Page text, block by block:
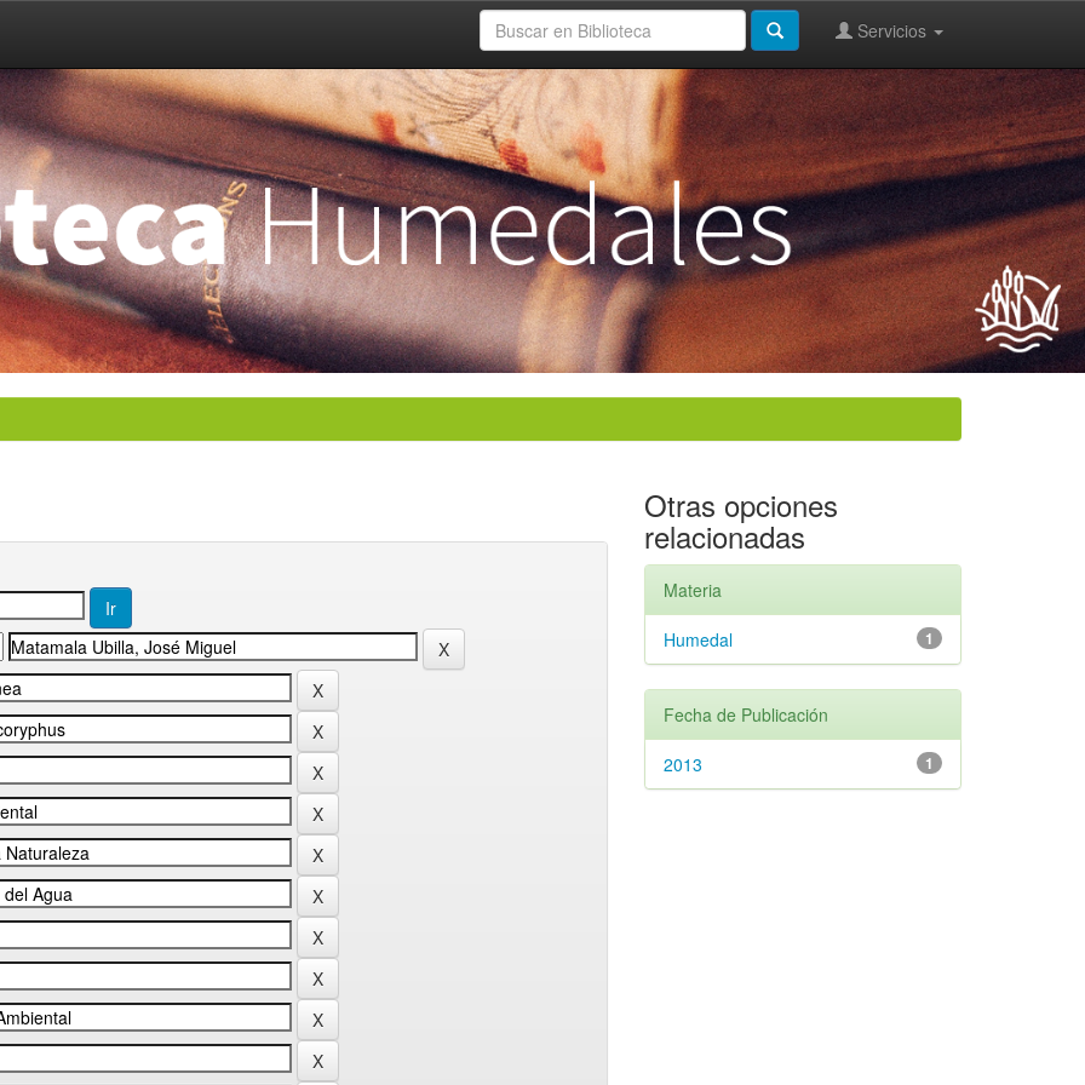
Servicios
Otras opciones
relacionadas
Materia
1
Humedal
Fecha de Publicación
1
2013